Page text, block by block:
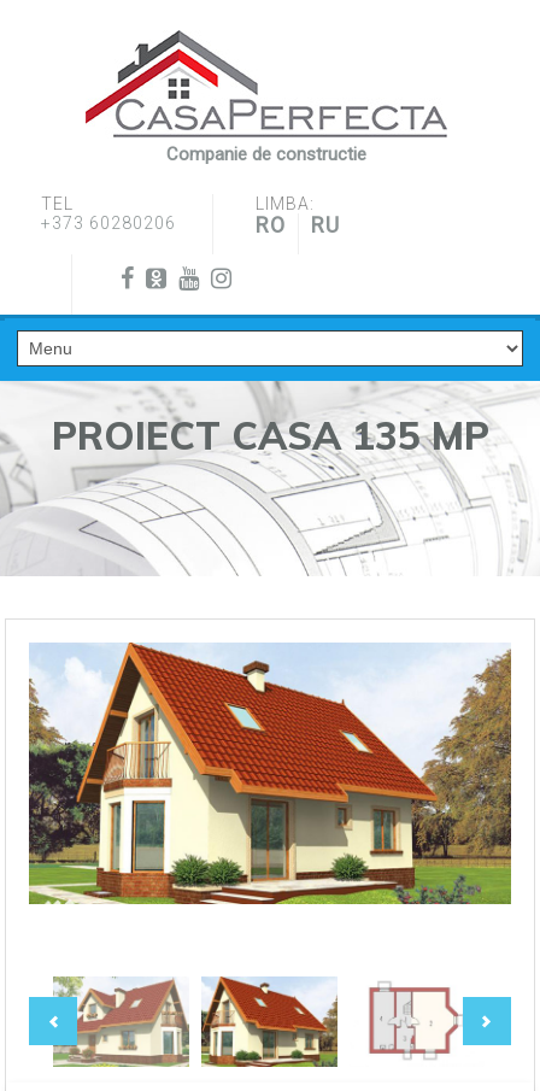
Companie de constructie
TEL
+373 60280206
LIMBA:
RO RU
PROIECT CASA 135 MP